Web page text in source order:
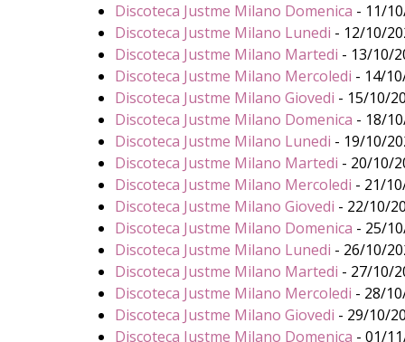
Discoteca Justme Milano Domenica - 11/
Discoteca Justme Milano Lunedi - 12/10/
Discoteca Justme Milano Martedi - 13/10/
Discoteca Justme Milano Mercoledi - 14/
Discoteca Justme Milano Giovedi - 15/10/
Discoteca Justme Milano Domenica - 18/
Discoteca Justme Milano Lunedi - 19/10/
Discoteca Justme Milano Martedi - 20/10/
Discoteca Justme Milano Mercoledi - 21/
Discoteca Justme Milano Giovedi - 22/10/
Discoteca Justme Milano Domenica - 25/
Discoteca Justme Milano Lunedi - 26/10/
Discoteca Justme Milano Martedi - 27/10/
Discoteca Justme Milano Mercoledi - 28/
Discoteca Justme Milano Giovedi - 29/10/
Discoteca Justme Milano Domenica - 01/